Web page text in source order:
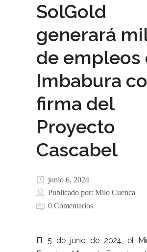
SolGold
generará
de empleos
Imbabura
firma del
Proyecto
Cascabel
junio 6, 2024
Publicado por: Milo Cuenca
0 Comentarios
El 5 de junio de 2024, el